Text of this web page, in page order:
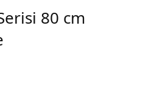
80 cm